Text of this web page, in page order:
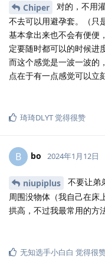
Chiper
对的，不用
不去可以用避孕套。（只
基本拿出来也不会有便便
定要随时都可以的时候进
而这个感觉是一波一波的
点在于有一点感觉可以立
琦琦DLYT觉得很赞
B bo 2024年1月12日
niupiplus
不要让弟
周围没物体（我自己在床
拱高，不过我最常用的方
无知选手小白白 觉得很